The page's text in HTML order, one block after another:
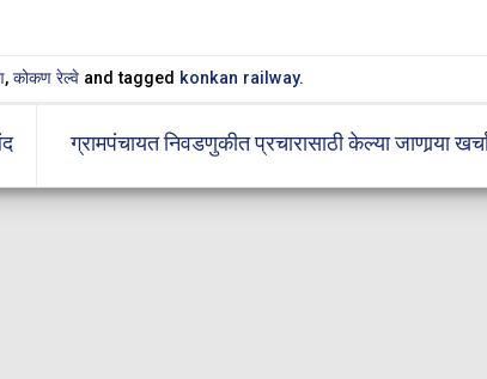
, कोकण रेल्वे and tagged konkan railway.
ग्रामपंचायत निवडणुकीत प्रचारासाठी केल्या जाणार्‍या